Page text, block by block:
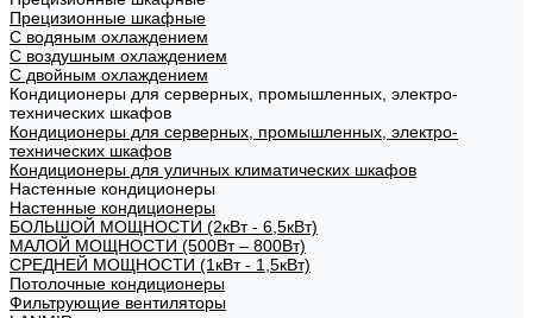
Прецизионные шкафные
С водяным охлаждением
С воздушным охлаждением
С двойным охлаждением
Кондиционеры для серверных, промышленных, электро-
технических шкафов
Кондиционеры для серверных, промышленных, электро-
технических шкафов
Кондиционеры для уличных климатических шкафов
Настенные кондиционеры
Настенные кондиционеры
БОЛЬШОЙ МОЩНОСТИ (2кВт - 6,5кВт)
МАЛОЙ МОЩНОСТИ (500Вт – 800Вт)
СРЕДНЕЙ МОЩНОСТИ (1кВт - 1,5кВт)
Потолочные кондиционеры
Фильтрующие вентиляторы